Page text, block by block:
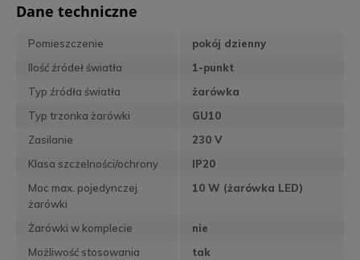
Dane techniczne
Pomieszczenie
pokój dzienny
Ilość źródeł światła
1-punkt
Typ źródła światła
żarówka
Typ trzonka żarówki
GU10
Zasilanie
230 V
Klasa szczelności/ochrony
IP20
Moc max. pojedynczej
żarówki
10 W (żarówka LED)
Żarówki w komplecie
nie
Możliwość stosowania
tak